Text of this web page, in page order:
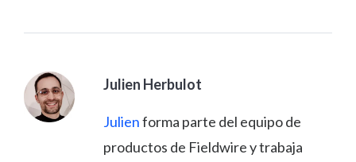
Julien Herbulot
Julienforma parte del equipo de
productos de Fieldwire y trabaja